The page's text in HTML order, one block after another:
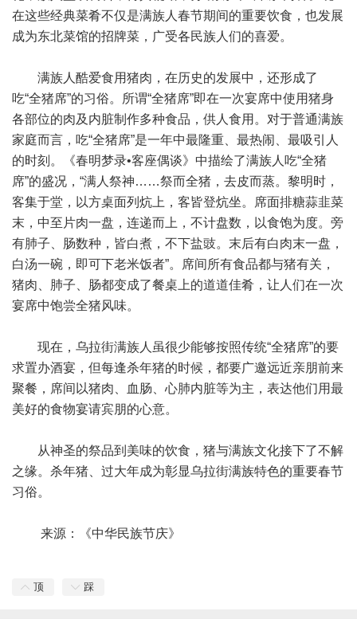
在这些经典菜肴不仅是满族人春节期间的重要饮食，也发展
成为东北菜馆的招牌菜，广受各民族人们的喜爱。
满族人酷爱食用猪肉，在历史的发展中，还形成了
吃“全猪席”的习俗。所谓“全猪席”即在一次宴席中使用猪身
各部位的肉及内脏制作多种食品，供人食用。对于普通满族
家庭而言，吃“全猪席”是一年中最隆重、最热闹、最吸引人
的时刻。《春明梦录•客座偶谈》中描绘了满族人吃“全猪
席”的盛况，“满人祭神……祭而全猪，去皮而蒸。黎明时，
客集于堂，以方桌面列炕上，客皆登炕坐。席面排糖蒜韭菜
末，中至片肉一盘，连递而上，不计盘数，以食饱为度。旁
有肺子、肠数种，皆白煮，不下盐豉。末后有白肉末一盘，
白汤一碗，即可下老米饭者”。席间所有食品都与猪有关，
猪肉、肺子、肠都变成了餐桌上的道道佳肴，让人们在一次
宴席中饱尝全猪风味。
现在，乌拉街满族人虽很少能够按照传统“全猪席”的要
求置办酒宴，但每逢杀年猪的时候，都要广邀远近亲朋前来
聚餐，席间以猪肉、血肠、心肺内脏等为主，表达他们用最
美好的食物宴请宾朋的心意。
从神圣的祭品到美味的饮食，猪与满族文化接下了不解
之缘。杀年猪、过大年成为彰显乌拉街满族特色的重要春节
习俗。
来源：《中华民族节庆》
顶 踩